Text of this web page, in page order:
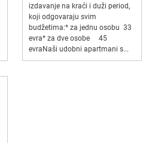
izdavanje na kraći i duži period,
koji odgovaraju svim
budžetima:* za jednu osobu 33
evra* za dve osobe 45
evraNaši udobni apartmani s...